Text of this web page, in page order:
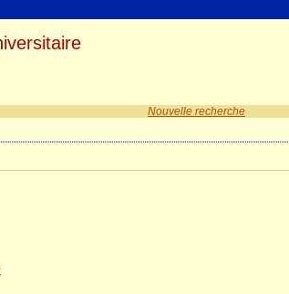
Nouvelle recherche